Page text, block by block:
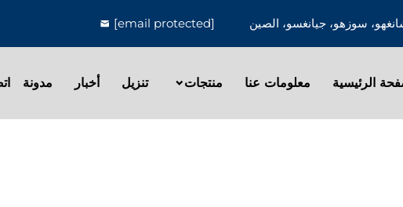
[email protected]
الرئيسية معلومات عنا منتجات تنزيل أخبار مدونة